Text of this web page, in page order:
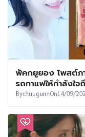
พัคกยูยอง โพสต์ภ
รถกาแฟให้กำลังใ
BychuugunnOn14/09/